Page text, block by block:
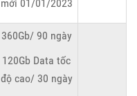
mới 01/01/2023
360Gb/ 90 ngày
120Gb Data tốc
độ cao/ 30 ngày